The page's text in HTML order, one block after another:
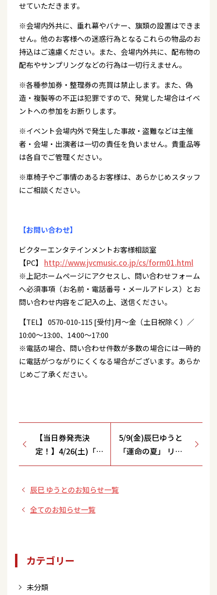
せていただきます。
※会場内外共に、垂れ幕やバナー、旗類の設置はできま
せん。他のお客様への迷惑行為となるこれらの物品のお
持込はご遠慮ください。また、会場内外共に、配布物の
配布やサンプリングなどの行為は一切行えません。
※各種参加券・整理券の売買は禁止します。また、偽
造・複製等の不正は犯罪ですので、発覚した場合はイベ
ントへの参加をお断りします。
※イベント会場内外で発生した事故・盗難などは主催
者・会場・出演者は一切の責任を負いません。貴重品等
は各自でご管理ください。
※車椅子やご事情のあるお客様は、あらかじめスタッフ
にご相談ください。
【お問い合わせ】
ビクターエンタテインメントお客様相談室
【PC】 http://www.jvcmusic.co.jp/cs/form01.html
※上記ホームページにアクセスし、問い合わせフォーム
へ必須事項（お名前・電話番号・メールアドレス）とお
問い合わせ内容をご記入の上、送信ください。
【TEL】 0570-010-115 [受付]月～金（土日祝除く）／
10:00～13:00、14:00～17:00
※電話の場合、問い合わせ件数が多数の場合には一時的
に電話がつながりにくくなる場合がございます。あらか
じめご了承ください。
【当日券発売決
定！】4/26(土)「岩
佐美咲コンサー
発売します（先着
順）
5/9(金)辰巳ゆうと
「運命の夏」 リリ
ースイベント【スー
宕店/埼玉県】開催
辰巳 ゆうとのお知らせ一覧
全てのお知らせ一覧
カテゴリー
未分類